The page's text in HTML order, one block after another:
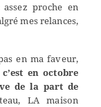
proche en
mes relances,
en ma faveur,
en octobre
de la part de
LA maison